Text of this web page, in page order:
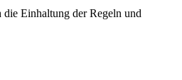
Einhaltung der Regeln und